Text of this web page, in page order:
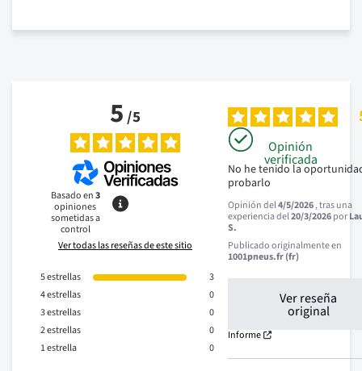
5/5
Basado en3
opiniones
sometidas a
control
Ver todas las reseñas de este sitio
5estrellas
3
4estrellas
0
3estrellas
0
2estrellas
0
1estrella 0
Opinión
verificada
No he tenido la
probarlo
Opinión del4/5/2026, tras una
experiencia del20/3/2026por
S.
Publicado originalmente en
1001pneus.fr (fr)
Ver reseña
original
Informe